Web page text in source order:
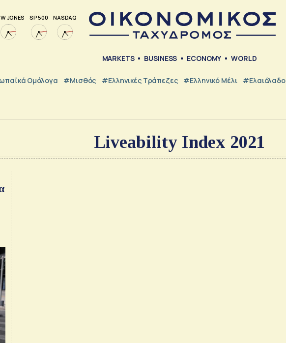
JONES SP 500 NASDAQ
MARKETS BUSINESS ECONOMY WORLD
Ομόλογα #Μισθός #ελληνικές Τράπεζες #Ελληνικό Μέλι #Ελαιόλαδο
Liveability Index 2021